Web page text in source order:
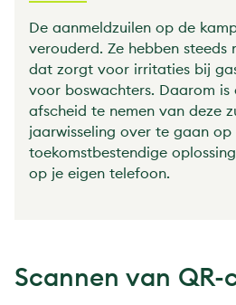
De aanmeldzuilen op de
verouderd. Ze hebben steeds
dat zorgt voor irritaties bij
voor boswachters. Daarom is
afscheid te nemen van deze
jaarwisseling over te gaan op
toekomstbestendige
op je eigen telefoon.
Scannen van QR-